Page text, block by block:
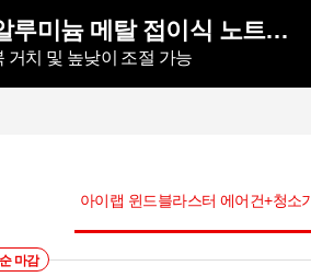
모락 시뮬러 알루미늄 메탈 접이식 노트북 거치대S
거치 및 높낮이 조절 가능
마감